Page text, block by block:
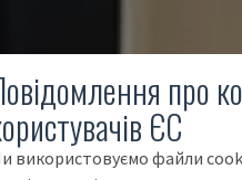
про
ЄС
використовуємо файли